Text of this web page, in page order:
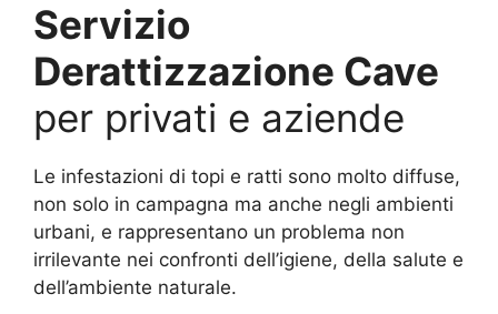
Servizio
Derattizzazione Cave
per privati e aziende
Le infestazioni di topi e ratti sono molto diffuse,
non solo in campagna ma anche negli ambienti
urbani, e rappresentano un problema non
irrilevante nei confronti dell’igiene, della salute e
dell’ambiente naturale.